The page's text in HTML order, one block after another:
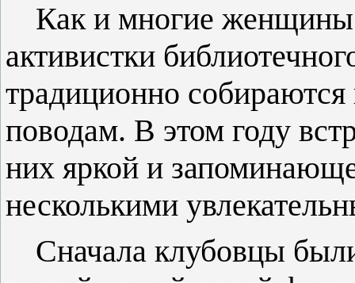
Как и многие женщины
активистки
традиционно
поводам. В этом году
них яркой и
несколькими
Сначала клубовцы